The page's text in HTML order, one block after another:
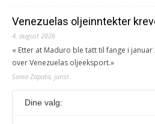
Venezuelas oljeinntekter
4. august 2026
« Etter at Maduro ble tatt til fange i
over Venezuelas oljeeksport.»
Sonia Zapata, jurist
117,8 millioner er på flukt, en
Dine valg: